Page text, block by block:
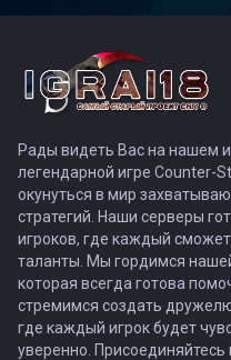
Рады видеть Вас на нашем
легендарной игре Counter-
окунуться в мир
стратегий. Наши серверы
игроков, где каждый
таланты. Мы гордимся
которая всегда готова
стремимся создать
где каждый игрок будет
уверенно.